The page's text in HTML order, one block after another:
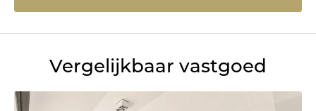
Vergelijkbaar vastgoed